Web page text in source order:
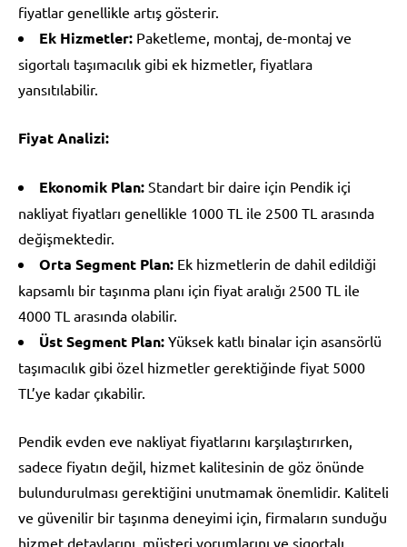
fiyatlar genellikle artış gösterir.
Ek Hizmetler: Paketleme, montaj, de-montaj ve
sigortalı taşımacılık gibi ek hizmetler, fiyatlara
yansıtılabilir.
Fiyat Analizi:
Ekonomik Plan: Standart bir daire için Pendik içi
nakliyat fiyatları genellikle 1000 TL ile 2500 TL arasında
değişmektedir.
Orta Segment Plan: Ek hizmetlerin de dahil edildiği
kapsamlı bir taşınma planı için fiyat aralığı 2500 TL ile
4000 TL arasında olabilir.
Üst Segment Plan: Yüksek katlı binalar için asansörlü
taşımacılık gibi özel hizmetler gerektiğinde fiyat 5000
TL’ye kadar çıkabilir.
Pendik evden eve nakliyat fiyatlarını karşılaştırırken,
sadece fiyatın değil, hizmet kalitesinin de göz önünde
bulundurulması gerektiğini unutmamak önemlidir. Kaliteli
ve güvenilir bir taşınma deneyimi için, firmaların sunduğu
hizmet detaylarını, müşteri yorumlarını ve sigortalı